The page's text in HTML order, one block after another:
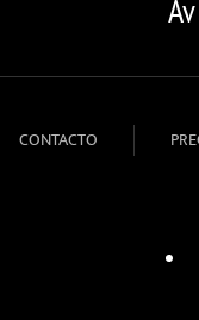
CONTACTO